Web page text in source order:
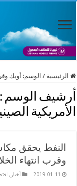
الرئيسية / الوسم: أوبك
أرشيف الوسم :
الأمريكية
النفط يحقق
وقرب انتهاء
2019-01-11 أخبار ,